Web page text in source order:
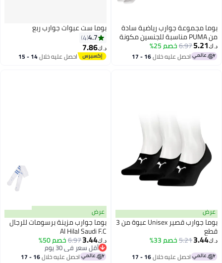
بوما مجموعة جوارب رياضية سادة
من PUMA مناسبة للجنسين مكونة
من 4 قطع
د.ك‏5.21
6.97خصم 25%
احصل عليه خلال 16 - 17
بوما ست عبوات جوارب ربع
4.7
4
د.ك‏7.86
احصل عليه خلال 14 - 15
عرض
بوما جوارب قصير Unisex عبوة من 3
قطع
د.ك‏3.44
5.21خصم 33%
احصل عليه خلال 16 - 17
عرض
بوما جوارب مزينة برسومات للرجال
Al Hilal Saudi F.C
د.ك‏3.44
6.97خصم 50%
أقل سعر في 30 يوم
أقل سعر في 30 يوماحصل عليه خلال 16 - 17